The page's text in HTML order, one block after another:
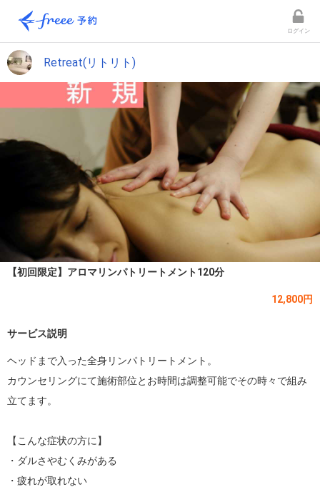
ログイン
Retreat(リトリト)
【初回限定】アロマリンパトリートメント120分
12,800円
サービス説明
ヘッドまで入った全身リンパトリートメント。
カウンセリングにて施術部位とお時間は調整可能でその時々で組み
立てます。
【こんな症状の方に】
・ダルさやむくみがある
・疲れが取れない